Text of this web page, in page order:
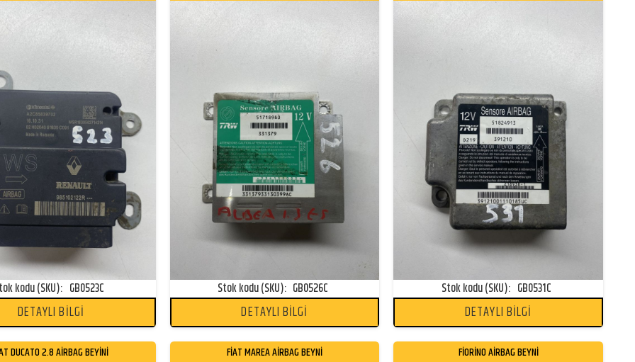
kodu (SKU): GB0523C
DETAYLI BİLGİ
Stok kodu (SKU): GB0526C
DETAYLI BİLGİ
Stok kodu (SKU): GB0531C
DETAYLI BİLGİ
DUCATO 2.8 AİRBAG BEYİNİ FİAT MAREA AİRBAG BEYNİ FİORİNO AİRBAG BEYNİ